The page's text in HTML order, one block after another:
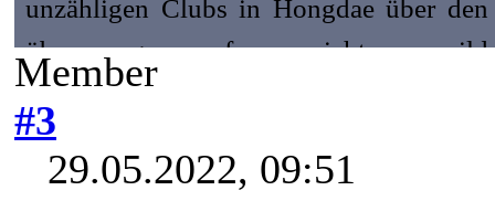
unzähligen Clubs in Hongdae über
überaus gern auf, um nicht nur
abzuschleppen, wobei er doch recht
Schauspiel. Er studiert
auf großen Bühnen zu stehen. x
Member
#3
29.05.2022, 09:51